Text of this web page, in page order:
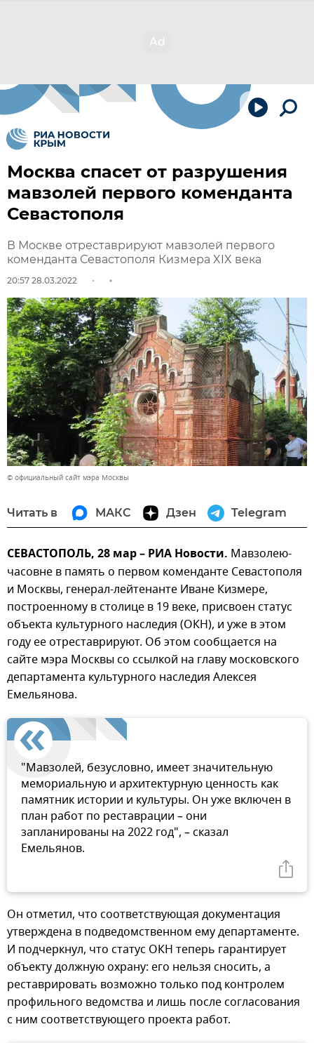
Москва спасет от разрушения
мавзолей первого коменданта
Севастополя
В Москве отреставрируют мавзолей первого
коменданта Севастополя Кизмера XIX века
20:57 28.03.2022
© официальный сайт мэра Москвы
Читать в МАКС Дзен Telegram
СЕВАСТОПОЛЬ, 28 мар – РИА Новости. Мавзолею-
часовне в память о первом коменданте Севастополя
и Москвы, генерал-лейтенанте Иване Кизмере,
построенному в столице в 19 веке, присвоен статус
объекта культурного наследия (ОКН), и уже в этом
году ее отреставрируют. Об этом сообщается на
сайте мэра Москвы со ссылкой на главу московского
департамента культурного наследия Алексея
Емельянова.
"Мавзолей, безусловно, имеет значительную
мемориальную и архитектурную ценность как
памятник истории и культуры. Он уже включен в
план работ по реставрации – они
запланированы на 2022 год", – сказал
Емельянов.
Он отметил, что соответствующая документация
утверждена в подведомственном ему департаменте.
И подчеркнул, что статус ОКН теперь гарантирует
объекту должную охрану: его нельзя сносить, а
реставрировать возможно только под контролем
профильного ведомства и лишь после согласования
с ним соответствующего проекта работ.